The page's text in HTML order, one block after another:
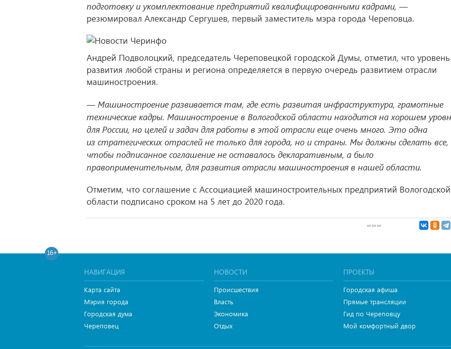
подготовку и укомплектование предприятий квалифицированными кадрами, —
резюмировал Александр Сергушев, первый заместитель мэра города Череповца.
Андрей Подволоцкий, председатель Череповецкой городской Думы, отметил, что уровень
развития любой страны и региона определяется в первую очередь развитием отрасли
машиностроения.
— Машиностроение развивается там, где есть развитая инфраструктура, грамотные
технические кадры. Машиностроение в Вологодской области находится на хорошем
для России, но целей и задач для работы в этой отрасли еще очень много. Это одна
из стратегических отраслей не только для города, но и страны. Мы должны сделать все,
чтобы подписанное соглашение не оставалось декларативным, а было
правоприменительным, для развития отрасли машиностроения в нашей области.
Отметим, что соглашение с Ассоциацией машиностроительных предприятий Вологодской
области подписано сроком на 5 лет до 2020 года.
16+
НАВИГАЦИЯ
Карта сайта
Мэрия города
Городская дума
Череповец
НОВОСТИ
Происшествия
Власть
Экономика
Отдых
ПРОЕКТЫ
Городская афиша
Прямые трансляции
Гид по Череповцу
Мой комфортный двор